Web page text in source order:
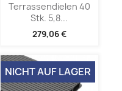
Terrassendielen 40
Stk. 5,8...
279,06 €
NICHT AUF LAGER